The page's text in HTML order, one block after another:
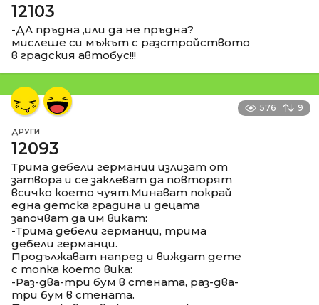
12103
-ДА пръдна ,или да не пръдна?
мислеше си мъжът с разстройството
в градския автобус!!!
576 9
ДРУГИ
12093
Трима дебели германци излизат от
затвора и се заклеват да повторят
всичко което чуят.Минават покрай
една детска градина и децата
започват да им викат:
-Трима дебели германци, трима
дебели германци.
Продължават напред и виждат дете
с топка което вика:
-Раз-два-три бум в стената, раз-два-
три бум в стената.